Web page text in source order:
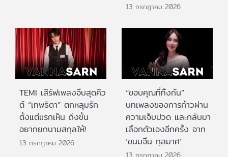
13 กรกฎาคม 2026
TEMI เสิร์ฟเพลงจีบสุดคิว
ต์ “เทพธิดา” ตกหลุมรัก
ตั้งแต่แรกเห็น ถึงขั้น
อยากยกนามสกุลให้!
13 กรกฎาคม 2026
“ขอบคุณที่ทิ้งกัน”
บทเพลงของการก้าวผ่าน
ความเจ็บปวด และกลับมา
เลือกตัวเองอีกครั้ง จาก
‘ขนมจีน กุลมาศ’